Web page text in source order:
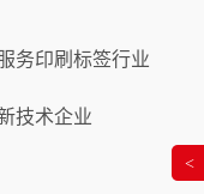
务印刷标签行业
技术企业
<